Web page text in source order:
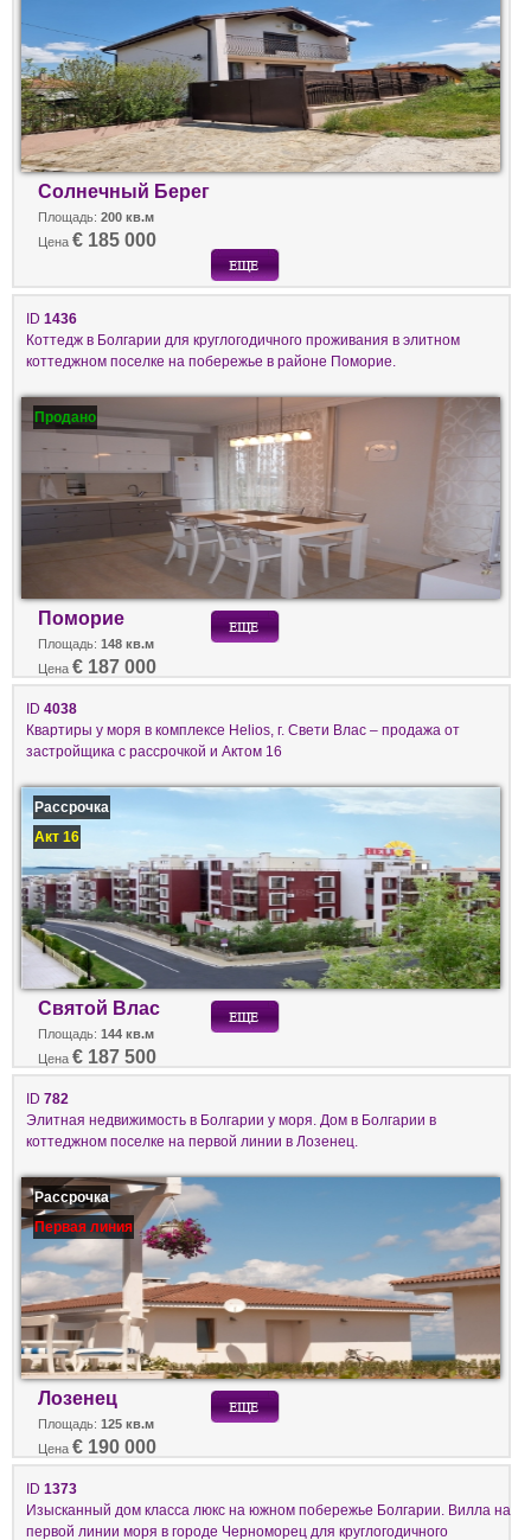
Солнечный Берег
Площадь: 200 кв.м
Цена € 185 000
ID 1436
Коттедж в Болгарии для круглогодичного проживания в элитном
коттеджном поселке на побережье в районе Поморие.
Продано
Поморие
Площадь: 148 кв.м
Цена € 187 000
ID 4038
Квартиры у моря в комплексе Helios, г. Свети Влас – продажа от
застройщика с рассрочкой и Актом 16
Рассрочка
Акт 16
Святой Влас
Площадь: 144 кв.м
Цена € 187 500
ID 782
Элитная недвижимость в Болгарии у моря. Дом в Болгарии в
коттеджном поселке на первой линии в Лозенец.
Рассрочка
Первая линия
Лозенец
Площадь: 125 кв.м
Цена € 190 000
ID 1373
Изысканный дом класса люкс на южном побережье Болгарии. Вилла на
первой линии моря в городе Черноморец для круглогодичного